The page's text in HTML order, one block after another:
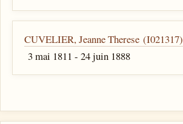
CUVELIER, Jeanne Therese (I021317)
3 mai 1811 - 24 juin 1888